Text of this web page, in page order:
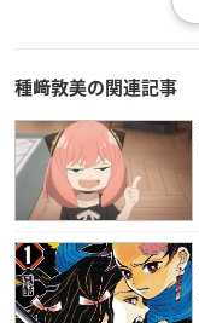
種﨑敦美の関連記事